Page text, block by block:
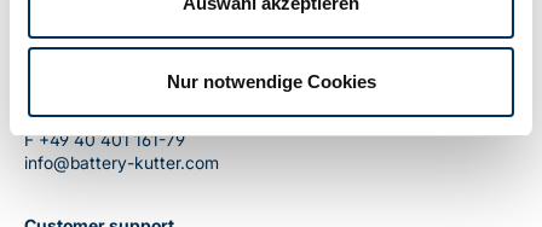
Nur notwendige Cookies
Battery-Kutter GmbH & Co. KG
Robert-Koch-Straße 19a
22851 Norderstedt
T+49 40 401 161-0
F+49 40 401 161-79
info@battery-kutter.com